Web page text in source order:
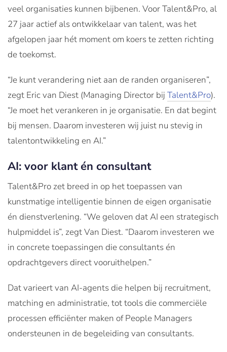
veel organisaties kunnen bijbenen. Voor Talent&Pro, al
27 jaar actief als ontwikkelaar van talent, was het
afgelopen jaar hét moment om koers te zetten richting
de toekomst.
“Je kunt verandering niet aan de randen organiseren”,
zegt Eric van Diest (Managing Director bij Talent&Pro).
“Je moet het verankeren in je organisatie. En dat begint
bij mensen. Daarom investeren wij juist nu stevig in
talentontwikkeling en AI.”
AI: voor klant én consultant
Talent&Pro zet breed in op het toepassen van
kunstmatige intelligentie binnen de eigen organisatie
én dienstverlening. “We geloven dat AI een strategisch
hulpmiddel is”, zegt Van Diest. “Daarom investeren we
in concrete toepassingen die consultants én
opdrachtgevers direct vooruithelpen.”
Dat varieert van AI-agents die helpen bij recruitment,
matching en administratie, tot tools die commerciële
processen efficiënter maken of People Managers
ondersteunen in de begeleiding van consultants.